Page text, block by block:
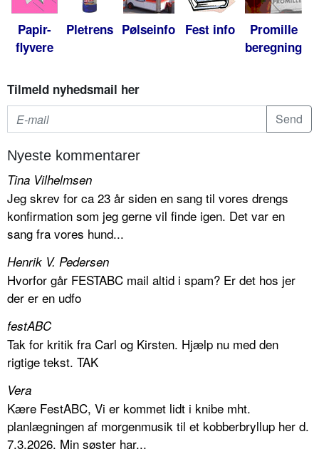
Papir-
flyvere
Pletrens Pølseinfo Fest info
Promille
beregning
Tilmeld nyhedsmail her
Nyeste kommentarer
Tina Vilhelmsen
Jeg skrev for ca 23 år siden en sang til vores drengs
konfirmation som jeg gerne vil finde igen. Det var en
sang fra vores hund...
Henrik V. Pedersen
Hvorfor går FESTABC mail altid i spam? Er det hos jer
der er en udfo
festABC
Tak for kritik fra Carl og Kirsten. Hjælp nu med den
rigtige tekst. TAK
Vera
Kære FestABC, Vi er kommet lidt i knibe mht.
planlægningen af morgenmusik til et kobberbryllup her d.
7.3.2026. Min søster har...